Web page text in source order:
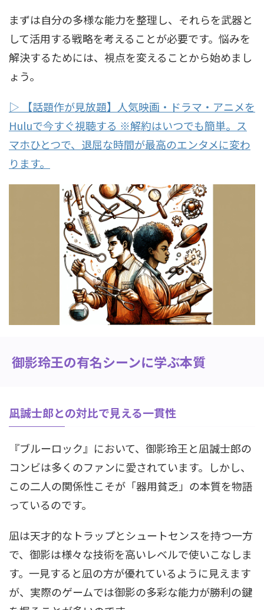
まずは自分の多様な能力を整理し、それらを武器と
して活用する戦略を考えることが必要です。悩みを
解決するためには、視点を変えることから始めまし
ょう。
▷ 【話題作が見放題】人気映画・ドラマ・アニメを
Huluで今すぐ視聴する ※解約はいつでも簡単。ス
マホひとつで、退屈な時間が最高のエンタメに変わ
ります。
御影玲王の有名シーンに学ぶ本質
凪誠士郎との対比で見える一貫性
『ブルーロック』において、御影玲王と凪誠士郎の
コンビは多くのファンに愛されています。しかし、
この二人の関係性こそが「器用貧乏」の本質を物語
っているのです。
凪は天才的なトラップとシュートセンスを持つ一方
で、御影は様々な技術を高いレベルで使いこなしま
す。一見すると凪の方が優れているように見えます
が、実際のゲームでは御影の多彩な能力が勝利の鍵